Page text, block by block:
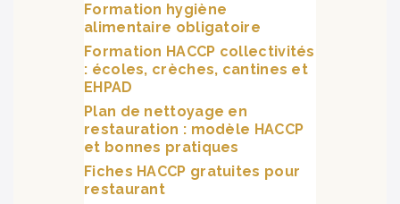
Formation hygiène
alimentaire obligatoire
Formation HACCP collectivités
: écoles, crèches, cantines et
EHPAD
Plan de nettoyage en
restauration : modèle HACCP
et bonnes pratiques
Fiches HACCP gratuites pour
restaurant